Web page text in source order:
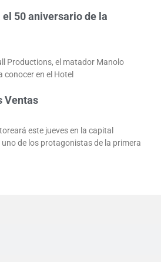
50 aniversario de la
Productions, el matador Manolo
conocer en el Hotel
Ventas
este jueves en la capital
de los protagonistas de la primera